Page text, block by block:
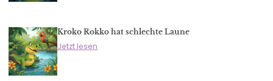
Kroko Rokko hat schlechte Laune
Jetzt lesen